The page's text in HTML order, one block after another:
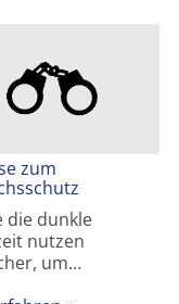
zum
die dunkle
nutzen
um…